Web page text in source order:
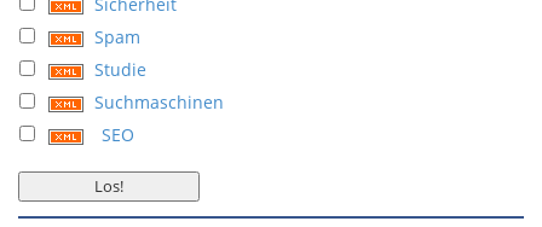
Spam
Studie
Suchmaschinen
SEO